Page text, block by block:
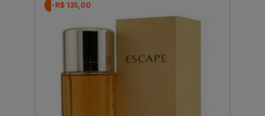
-R$ 135,00